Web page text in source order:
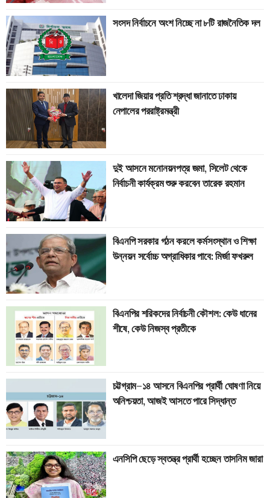
সংসদ নির্বাচনে অংশ নিচ্ছে না ৮টি রাজনৈতিক দল
খালেদা জিয়ার প্রতি শ্রদ্ধা জানাতে ঢাকায়
নেপালের পররাষ্ট্রমন্ত্রী
দুই আসনে মনোনয়নপত্র জমা, সিলেট থেকে
নির্বাচনী কার্যক্রম শুরু করবেন তারেক রহমান
বিএনপি সরকার গঠন করলে কর্মসংস্থান ও শিক্ষা
উন্নয়ন সর্বোচ্চ অগ্রাধিকার পাবে: মির্জা ফখরুল
বিএনপির শরিকদের নির্বাচনী কৌশল: কেউ ধানের
শীষে, কেউ নিজস্ব প্রতীকে
চট্টগ্রাম–১৪ আসনে বিএনপির প্রার্থী ঘোষণা নিয়ে
অনিশ্চয়তা, আজই আসতে পারে সিদ্ধান্ত
এনসিপি ছেড়ে স্বতন্ত্র প্রার্থী হচ্ছেন তাসনিম জারা